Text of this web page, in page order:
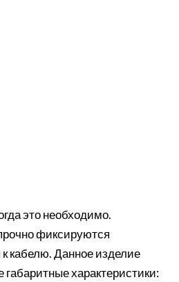
это необходимо.
фиксируются
кабелю. Данное изделие
характеристики: